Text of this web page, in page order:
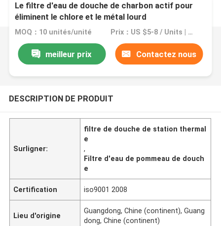
Le filtre d'eau de douche de charbon actif pour
éliminent le chlore et le métal lourd
MOQ：10 unités/unité Prix：US $5-8 / Units | 10 Unit/Units (Min. Order)
meilleur prix Contactez nous
DESCRIPTION DE PRODUIT
Surligner:
filtre de douche de station thermal
e
,
Filtre d'eau de pommeau de douch
e
Certification iso9001 2008
Lieu d'origine
Guangdong, Chine (continent), Guang
dong, Chine (continent)